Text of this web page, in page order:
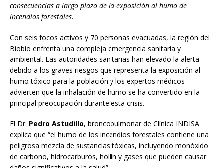
consecuencias a largo plazo de la exposición al humo de
incendios forestales.
Con seis focos activos y 70 personas evacuadas, la región del
Biobío enfrenta una compleja emergencia sanitaria y
ambiental. Las autoridades sanitarias han elevado la alerta
debido a los graves riesgos que representa la exposición al
humo tóxico para la población y los expertos médicos
advierten que la inhalación de humo se ha convertido en la
principal preocupación durante esta crisis.
El Dr. Pedro Astudillo, broncopulmonar de Clínica INDISA
explica que “el humo de los incendios forestales contiene una
peligrosa mezcla de sustancias tóxicas, incluyendo monóxido
de carbono, hidrocarburos, hollín y gases que pueden causar